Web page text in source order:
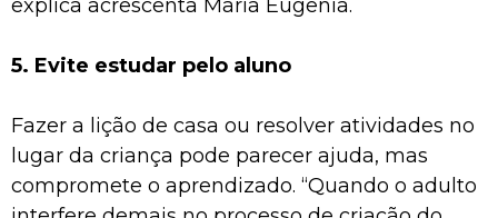
explica acrescenta Maria Eugênia.
5. Evite estudar pelo aluno
Fazer a lição de casa ou resolver atividades no
lugar da criança pode parecer ajuda, mas
compromete o aprendizado. “Quando o adulto